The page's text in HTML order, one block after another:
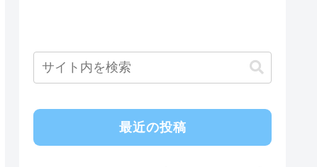
最近の投稿